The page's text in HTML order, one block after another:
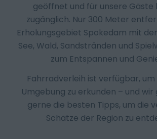
geöffnet und für unsere Gäste
zugänglich. Nur 300 Meter
Erholungsgebiet Spokedam mit
See, Wald, Sandstränden und
zum Entspannen und
Fahrradverleih ist verfügbar, um
Umgebung zu erkunden – und
gerne die besten Tipps, um die
Schätze der Region zu